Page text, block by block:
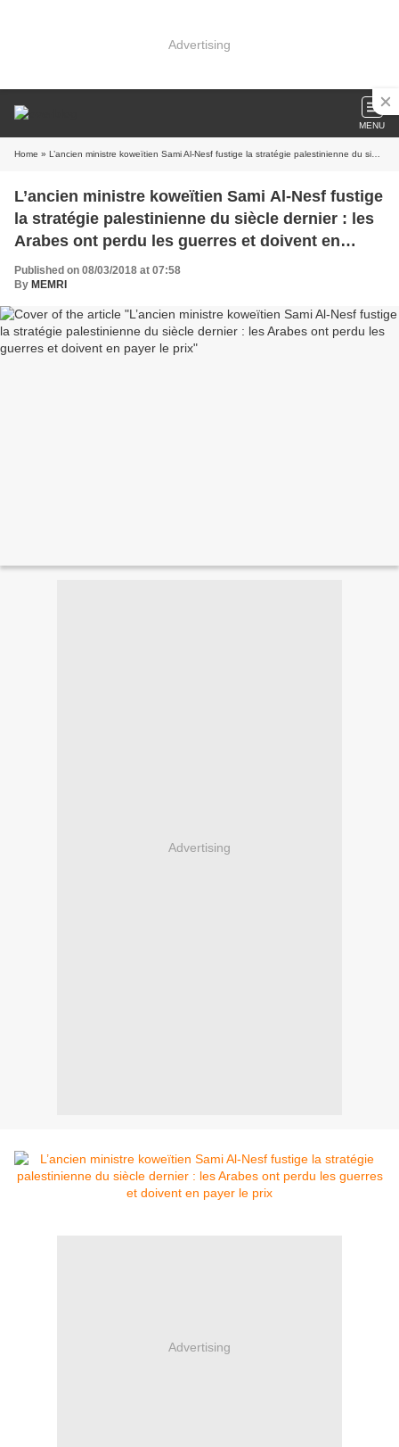
Advertising
MENU
Home » L’ancien ministre koweïtien Sami Al-Nesf fustige la stratégie palestinienne du siècle dernier : les Arabes ont perdu les guerres et doivent en payer le prix
L’ancien ministre koweïtien Sami Al-Nesf fustige
la stratégie palestinienne du siècle dernier : les
Arabes ont perdu les guerres et doivent en
payer le prix
Published on 08/03/2018 at 07:58
By MEMRI
Advertising
Advertising